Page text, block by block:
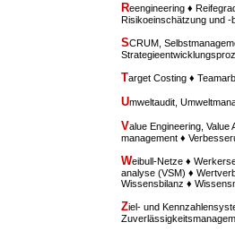
Reengineering ♦
Risikoeinschätzung und
SCRUM,
Target Costing ♦
Umweltaudit,
Value Engineering,
management ♦
Weibull-Netze ♦
analyse (VSM) ♦
Wissensbilanz ♦
Ziel- und